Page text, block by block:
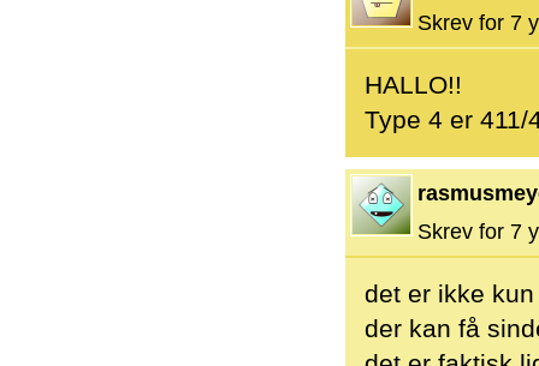
Skrev for 7
HALLO!!
Type 4 er 411/
Skrev for 7
det er ikke
der kan få